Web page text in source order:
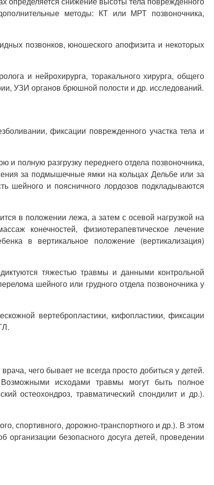
методы: КТ или МРТ позвоночника,
позвонков, юношеского апофизита и некоторых
и нейрохирурга, торакального хирурга, общего
УЗИ органов брюшной полости и др. исследований.
фиксации поврежденного участка тела и
полную разгрузку переднего отдела позвоночника,
за подмышечные ямки на кольцах Дельбе или за
шейного и поясничного лордозов подкладываются
в положении лежа, а затем с осевой нагрузкой на
конечностей, физиотерапевтическое лечение
в вертикальное положение (вертикализация)
тяжестью травмы и данными контрольной
шейного или грудного отдела позвоночника у
вертебропластики, кифопластики, фиксации
чего бывает не всегда просто добиться у детей.
исходами травмы могут быть полное
остеохондроз, травматический спондилит и др.).
спортивного, дорожно-транспортного и др.). В этом
безопасного досуга детей, проведении